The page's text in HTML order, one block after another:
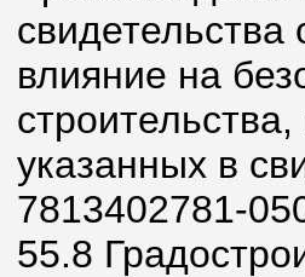
влияние на
указанных в
7813402781-
55.8